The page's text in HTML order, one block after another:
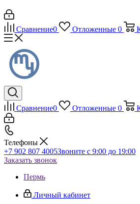
Сравнение0 Отложенные 0
Сравнение0 Отложенные 0
Телефоны
+7 902 807 4005Звоните с 9:00 до 19:00
Заказать звонок
Пермь
Личный кабинет